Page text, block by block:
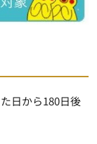
日から180日後